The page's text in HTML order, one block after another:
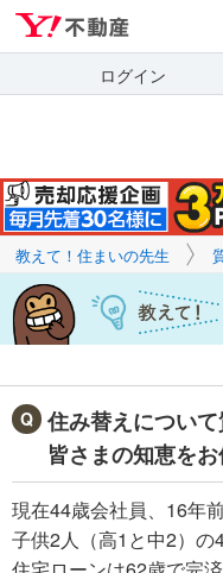
ログイン
教えて！住まいの先生
住み替えについ
皆さまの知恵をお
現在44歳会社員、16年
子供2人（高1と中2）の